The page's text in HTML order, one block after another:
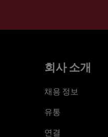
회사 소개
채용 정보
유통
연결